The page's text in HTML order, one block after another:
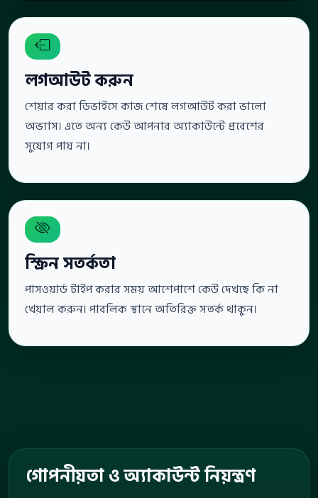
লগআউট করুন
শেয়ার করা ডিভাইসে কাজ শেষে লগআউট করা ভালো
অভ্যাস। এতে অন্য কেউ আপনার অ্যাকাউন্টে প্রবেশের
সুযোগ পায় না।
স্ক্রিন সতর্কতা
পাসওয়ার্ড টাইপ করার সময় আশেপাশে কেউ দেখছে কি না
খেয়াল করুন। পাবলিক স্থানে অতিরিক্ত সতর্ক থাকুন।
গোপনীয়তা ও অ্যাকাউন্ট নিয়ন্ত্রণ